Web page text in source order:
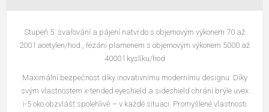
Stupeň 5: svařování a pájení natvrdo s objemovým výkonem 70 až
200 l acetylen/hod., řezání plamenem s objemovým výkonem 5000 až
4000 l kyslíku/hod
Maximální bezpečnost díky inovativnímu modernímu designu: Díky
svým vlastnostem x-tended eyeshield a sideshield chrání brýle uvex
i-5 oko obzvlášť spolehlivě – v každé situaci. Promyšlené vlastnosti